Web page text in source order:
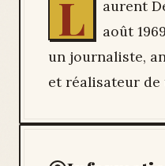
L
aurent
août
un journaliste,
et réalisateur